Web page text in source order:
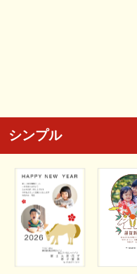
シンプル